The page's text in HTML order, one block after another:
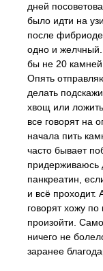
дней
было идти на
после
одно и
бы не 20 камней
Опять
делать
хвощ или
все говорят на
начала пить
часто бывает
придерживаюсь
панкреатин,
и всё проходит.
говорят хожу
произойти.
ничего не
заранее